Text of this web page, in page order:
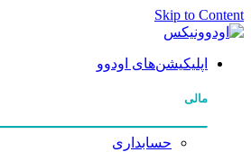
Skip to Content
اپلیکیشن‌های اودوو
مالی
حسابداری